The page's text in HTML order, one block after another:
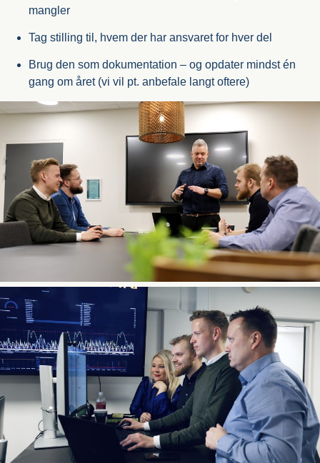
mangler
Tag stilling til, hvem der har ansvaret for hver del
Brug den som dokumentation – og opdater mindst én
gang om året (vi vil pt. anbefale langt oftere)